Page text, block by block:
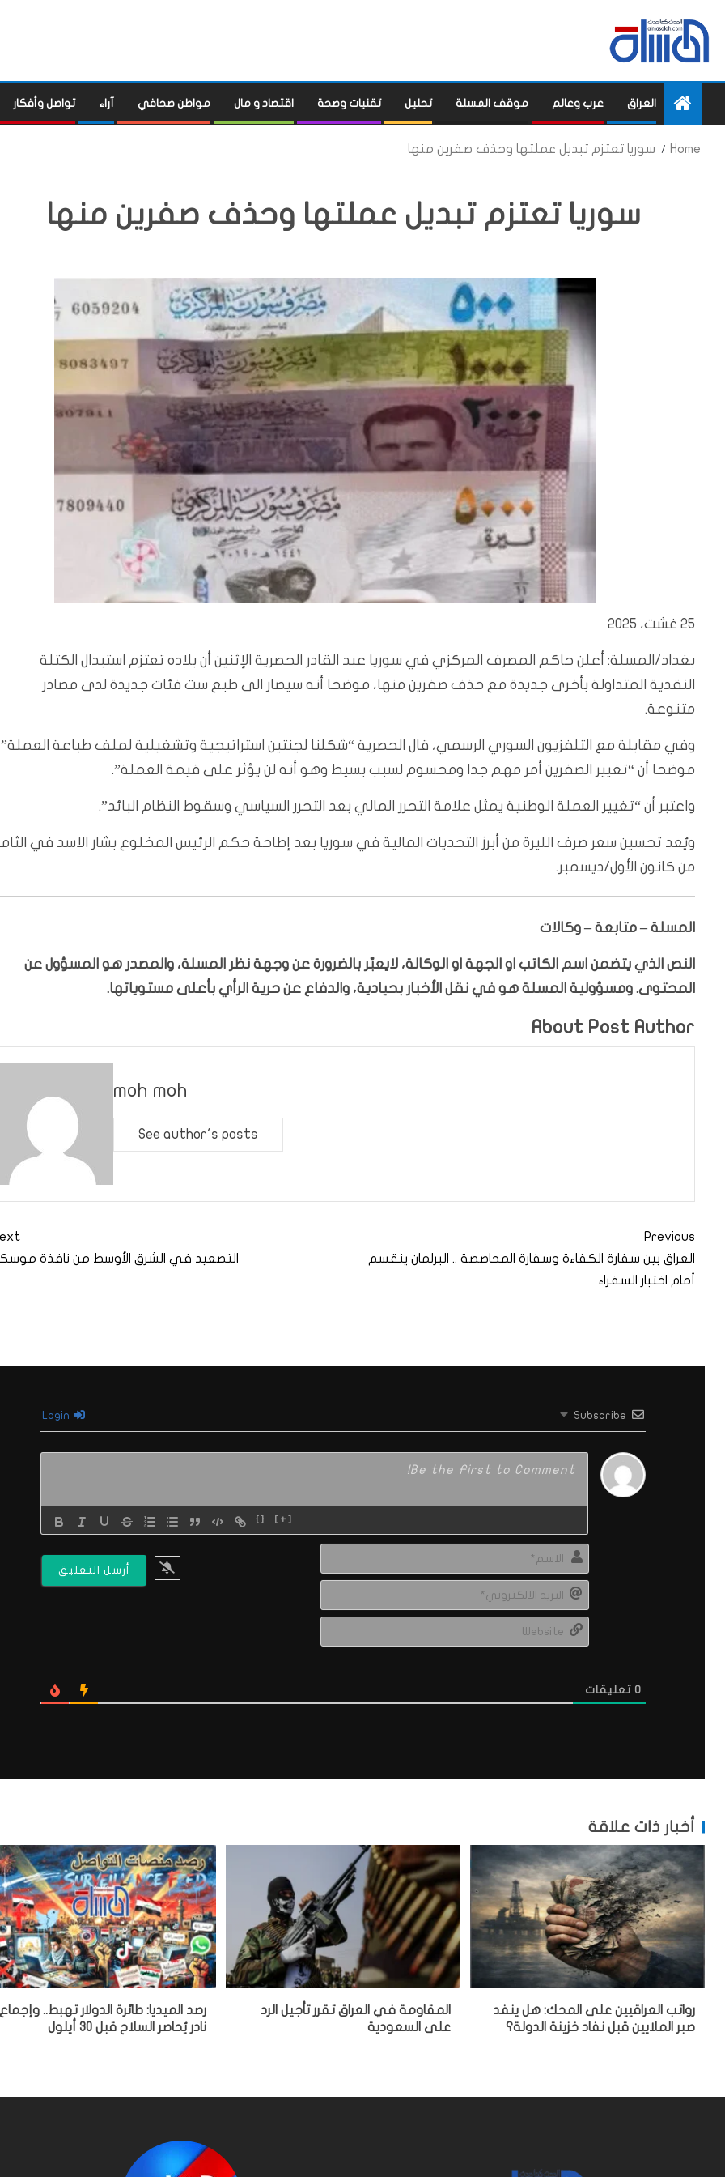
العراق عرب وعالم موقف المسلة تحليل تقنيات وصحة اقتصاد و مال مواطن صحافي آراء تواصل وأفكار
Home سوريا تعتزم تبديل عملتها وحذف صفرين منها
سوريا تعتزم تبديل عملتها وحذف صفرين منها
25 غشت، 2025
بغداد/المسلة: أعلن حاكم المصرف المركزي في سوريا عبد القادر الحصرية الإثنين أن بلاده تعتزم استبدال الكتلة
النقدية المتداولة بأخرى جديدة مع حذف صفرين منها، موضحا أنه سيصار الى طبع ست فئات جديدة لدى مصادر
متنوعة.
وفي مقابلة مع التلفزيون السوري الرسمي، قال الحصرية “شكلنا لجنتين استراتيجية وتشغيلية لملف طباعة
موضحا أن “تغيير الصفرين أمر مهم جدا ومحسوم لسبب بسيط وهو أنه لن يؤثر على قيمة العملة”.
واعتبر أن “تغيير العملة الوطنية يمثل علامة التحرر المالي بعد التحرر السياسي وسقوط النظام البائد”.
ويُعد تحسين سعر صرف الليرة من أبرز التحديات المالية في سوريا بعد إطاحة حكم الرئيس المخلوع بشار الاسد في
من كانون الأول/ديسمبر.
المسلة – متابعة – وكالات
النص الذي يتضمن اسم الكاتب او الجهة او الوكالة، لايعبّر بالضرورة عن وجهة نظر المسلة، والمصدر هو المسؤول عن
المحتوى. ومسؤولية المسلة هو في نقل الأخبار بحيادية، والدفاع عن حرية الرأي بأعلى مستوياتها.
About Post Author
moh moh
See author's posts
Previous
العراق بين سفارة الكفاءة وسفارة المحاصصة .. البرلمان ينقسم
أمام اختبار السفراء
التصعيد في الشرق الأوسط من نافذة
Subscribe
{} [+]
0 تعليقات
أخبار ذات علاقة
رواتب العراقيين على المحك: هل ينفد
صبر الملايين قبل نفاد خزينة الدولة؟
المقاومة في العراق تقرر تأجيل الرد
على السعودية
رصد الميديا: طائرة الدولار تهبط.. وإجماع
نادر يُحاصر السلاح قبل 30 أيلول